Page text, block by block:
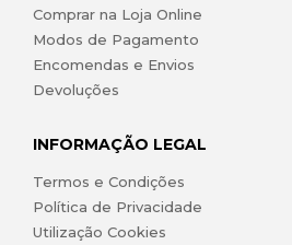
Comprar na Loja Online
Modos de Pagamento
Encomendas e Envios
Devoluções
INFORMAÇÃO LEGAL
Termos e Condições
Política de Privacidade
Utilização Cookies